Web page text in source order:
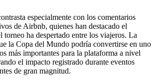
especialmente con los comentarios
de Airbnb, quienes han destacado el
torneo ha despertado entre los viajeros. La
la Copa del Mundo podría convertirse en uno
más importantes para la plataforma a nivel
el impacto registrado durante eventos
de gran magnitud.